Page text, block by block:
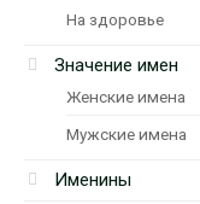
На здоровье
Значение имен
Женские имена
Мужские имена
Именины